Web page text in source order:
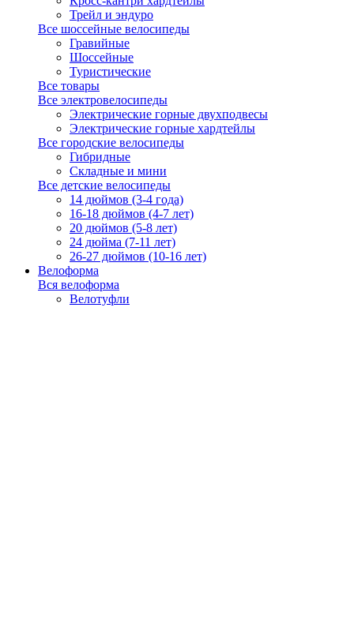
Трейл и эндуро
Все шоссейные велосипеды
Гравийные
Шоссейные
Туристические
Все товары
Все электровелосипеды
Электрические горные двухподвесы
Электрические горные хардтейлы
Все городские велосипеды
Гибридные
Складные и мини
Все детские велосипеды
14 дюймов (3-4 года)
16-18 дюймов (4-7 лет)
20 дюймов (5-8 лет)
24 дюйма (7-11 лет)
26-27 дюймов (10-16 лет)
Велоформа
Вся велоформа
Велотуфли